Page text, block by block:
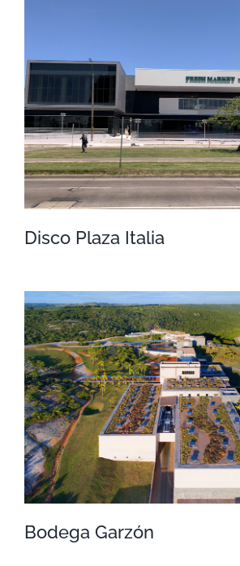
Disco Plaza Italia
Disco Plaza Italia
Bodega Garzón